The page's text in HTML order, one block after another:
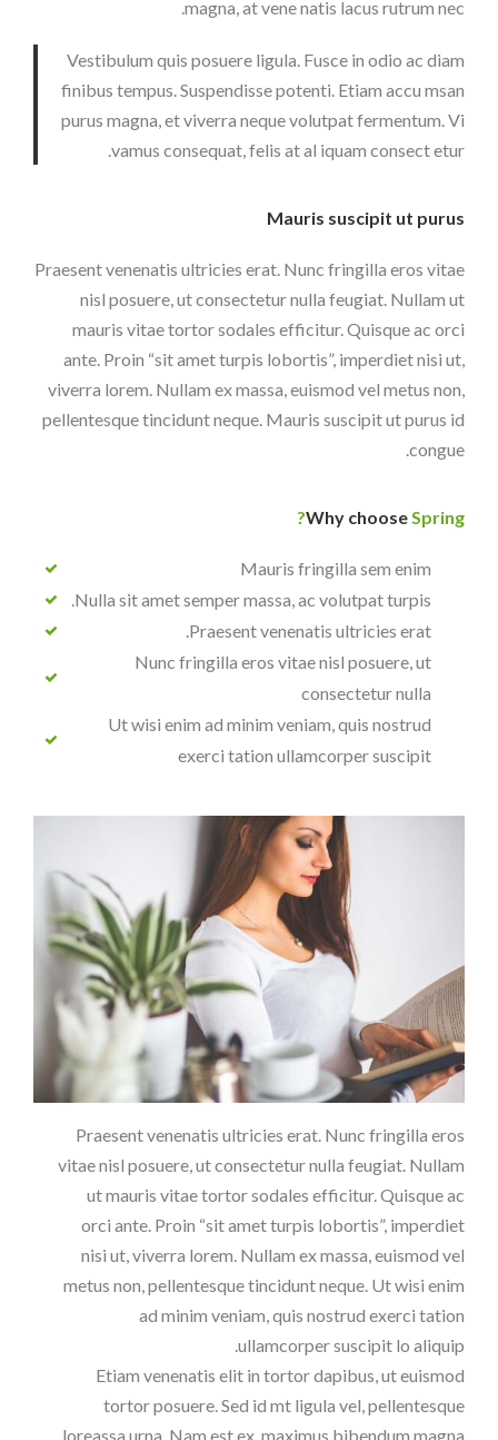
magna, at vene natis lacus rutrum nec.
Vestibulum quis posuere ligula. Fusce in odio ac diam
finibus tempus. Suspendisse potenti. Etiam accu msan
purus magna, et viverra neque volutpat fermentum. Vi
vamus consequat, felis at al iquam consect etur.
Mauris suscipit ut purus
Praesent venenatis ultricies erat. Nunc fringilla eros vitae
nisl posuere, ut consectetur nulla feugiat. Nullam ut
mauris vitae tortor sodales efficitur. Quisque ac orci
ante. Proin “sit amet turpis lobortis”, imperdiet nisi ut,
viverra lorem. Nullam ex massa, euismod vel metus non,
pellentesque tincidunt neque. Mauris suscipit ut purus id
congue.
Why choose Spring?
Mauris fringilla sem enim
Nulla sit amet semper massa, ac volutpat turpis.
Praesent venenatis ultricies erat.
Nunc fringilla eros vitae nisl posuere, ut
consectetur nulla
Ut wisi enim ad minim veniam, quis nostrud
exerci tation ullamcorper suscipit
Praesent venenatis ultricies erat. Nunc fringilla eros
vitae nisl posuere, ut consectetur nulla feugiat. Nullam
ut mauris vitae tortor sodales efficitur. Quisque ac
orci ante. Proin “sit amet turpis lobortis”, imperdiet
nisi ut, viverra lorem. Nullam ex massa, euismod vel
metus non, pellentesque tincidunt neque. Ut wisi enim
ad minim veniam, quis nostrud exerci tation
ullamcorper suscipit lo aliquip.
Etiam venenatis elit in tortor dapibus, ut euismod
tortor posuere. Sed id mt ligula vel, pellentesque
loreassa urna. Nam est ex, maximus bibendum magna